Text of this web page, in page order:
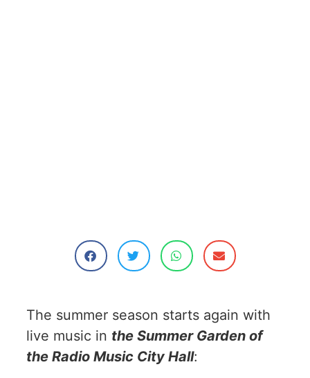
The summer season starts again with
live music in the Summer Garden of
the Radio Music City Hall: